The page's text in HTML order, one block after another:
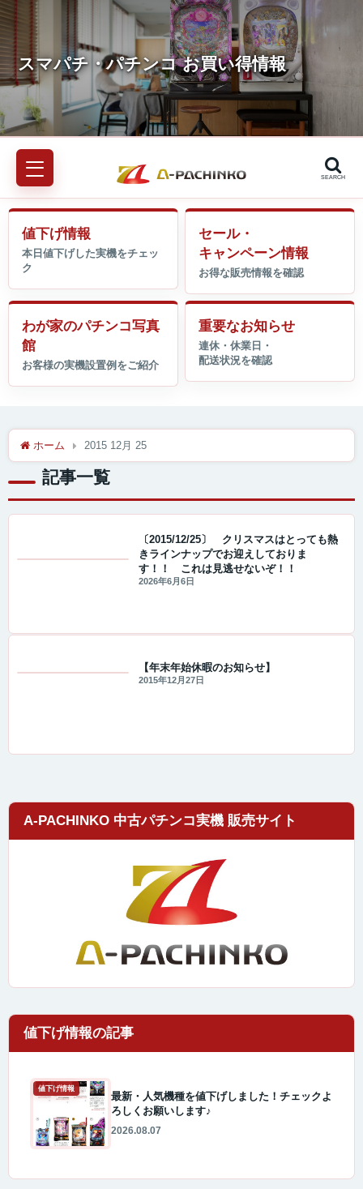
SEARCH
値下げ情報
セール・
キャンペーン情報
わが家のパチンコ写真
館
重要なお知らせ
ホーム 2015 12月 25
記事一覧
〔2015/12/25〕 クリスマスはとっても熱
きラインナップでお迎えしておりま
す！！ これは見逃せないぞ！！
2026年6月6日
【年末年始休暇のお知らせ】
2015年12月27日
A-PACHINKO 中古パチンコ実機 販売サイト
値下げ情報
最新・人気機種を値下げしました！チェックよ
ろしくお願いします♪
2026.08.07